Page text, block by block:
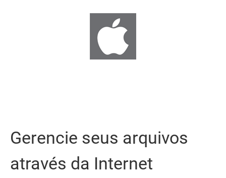
Gerencie seus arquivos
através da Internet